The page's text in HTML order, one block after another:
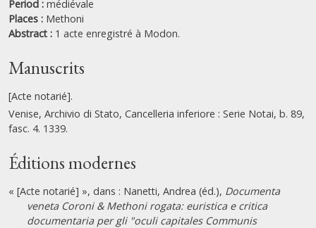
Period : médiévale
Places : Methoni
Abstract : 1 acte enregistré à Modon.
Manuscrits
[Acte notarié].
Venise, Archivio di Stato, Cancelleria inferiore : Serie Notai, b. 89,
fasc. 4. 1339.
Éditions modernes
« [Acte notarié] », dans : Nanetti, Andrea (éd.), Documenta
veneta Coroni & Methoni rogata: euristica e critica
documentaria per gli "oculi capitales Communis